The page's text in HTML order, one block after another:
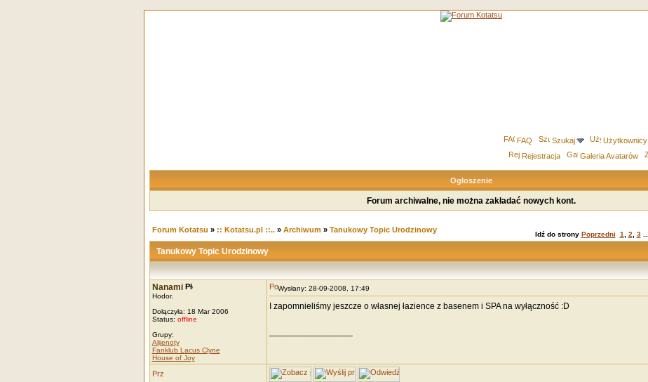
FAQ Szukaj Użytkownicy
Rejestracja
Galeria Avatarów
Ogłoszenie
Forum archiwalne, nie można zakładać nowych kont.
Forum Kotatsu » :: Kotatsu.pl ::..» Archiwum» Tanukowy Topic Urodzinowy
Idź do strony Poprzedni 1 2 3...
Tanukowy Topic Urodzinowy
Nanami
Hodor.
Dołączyła: 18 Mar 2006
Status: offline
Grupy:
Alijenoty
Fanklub Lacus Clyne
House of Joy
Wysłany: 28-09-2008, 17:49
I zapomnieliśmy jeszcze o własnej łazience z basenem i SPA na wyłączność :D